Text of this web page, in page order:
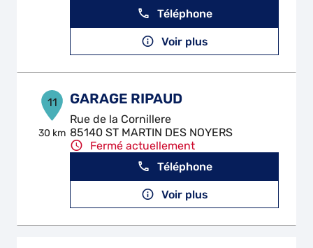
Téléphone
Voir plus
11
30 km
GARAGE RIPAUD
Rue de la Cornillere
85140 ST MARTIN DES NOYERS
Fermé actuellement
Téléphone
Voir plus